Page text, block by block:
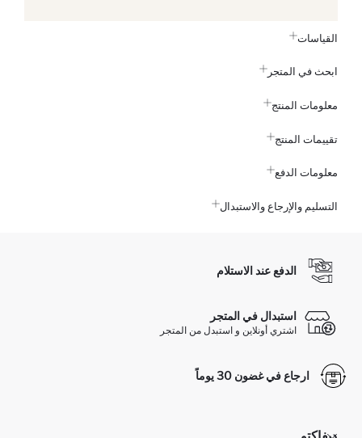
القياسات
ابحث في المتجر
معلومات المنتج
تقييمات المنتج
معلومات الدفع
التسليم والإرجاع والاستبدال
الدفع عند الاستلام
استبدال في المتجر
اشتري أونلاين و استبدل من المتجر
ارجاع في غضون 30 يوماً